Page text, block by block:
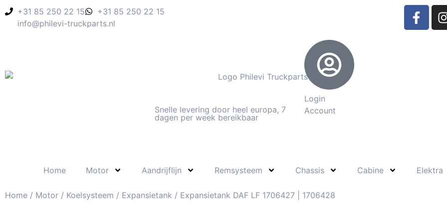
+31 85 250 22 15
+31 85 250 22 15
info@philevi-truckparts.nl
Snelle levering door heel europa, 7
dagen per week bereikbaar
Login
Account
Home Motor Aandrijflijn Remsysteem Chassis Cabine Elektra
Home / Motor / Koelsysteem / Expansietank / Expansietank DAF LF 1706427 | 1706428